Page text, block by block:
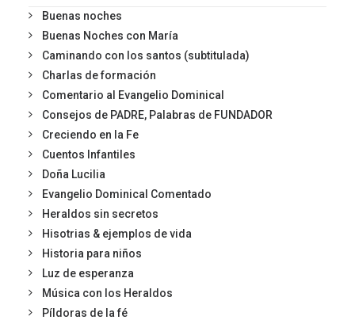
Buenas noches
Buenas Noches con María
Caminando con los santos (subtitulada)
Charlas de formación
Comentario al Evangelio Dominical
Consejos de PADRE, Palabras de FUNDADOR
Creciendo en la Fe
Cuentos Infantiles
Doña Lucilia
Evangelio Dominical Comentado
Heraldos sin secretos
Hisotrias & ejemplos de vida
Historia para niños
Luz de esperanza
Música con los Heraldos
Píldoras de la fé